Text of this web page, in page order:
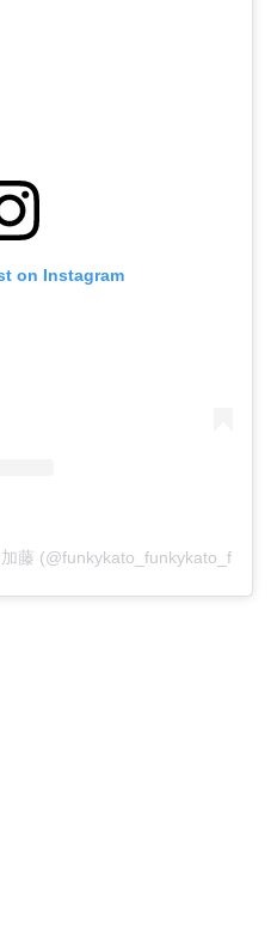
on Instagram
藤